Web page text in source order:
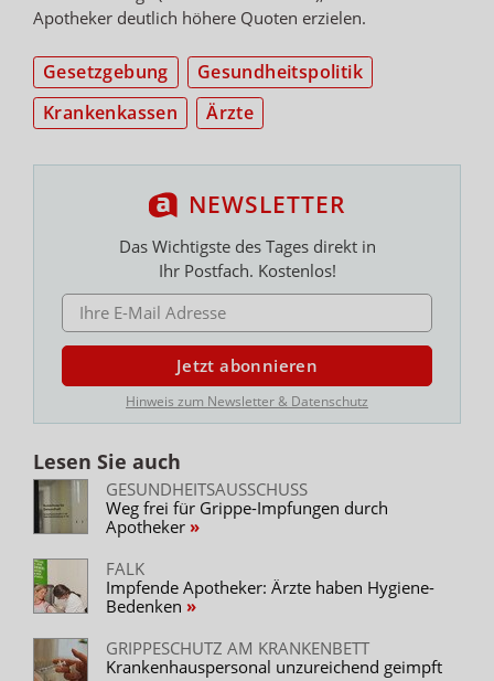
Apotheker deutlich höhere Quoten erzielen.
Gesetzgebung
Gesundheitspolitik
Krankenkassen
Ärzte
NEWSLETTER
Das Wichtigste des Tages direkt in
Ihr Postfach. Kostenlos!
E-MAIL ADRESSE
Jetzt abonnieren
Hinweis zum Newsletter & Datenschutz
Lesen Sie auch
GESUNDHEITSAUSSCHUSS
Weg frei für Grippe-Impfungen durch
Apotheker
FALK
Impfende Apotheker: Ärzte haben Hygiene-
Bedenken
GRIPPESCHUTZ AM KRANKENBETT
Krankenhauspersonal unzureichend geimpft